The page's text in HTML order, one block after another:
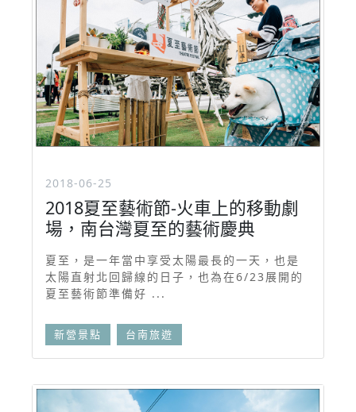
2018-06-25
2018夏至藝術節-火車上的移動劇
場，南台灣夏至的藝術慶典
夏至，是一年當中享受太陽最長的一天，也是
太陽直射北回歸線的日子，也為在6/23展開的
夏至藝術節準備好 ...
新營景點 台南旅遊